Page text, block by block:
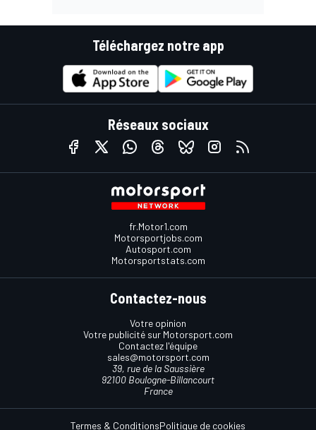
Téléchargez notre app
Réseaux sociaux
fr.Motor1.com
Motorsportjobs.com
Autosport.com
Motorsportstats.com
Contactez-nous
Votre opinion
Votre publicité sur Motorsport.com
Contactez l'équipe
sales@motorsport.com
39, rue de la Saussière
92100 Boulogne-Billancourt
France
Termes & ConditionsPolitique de cookies